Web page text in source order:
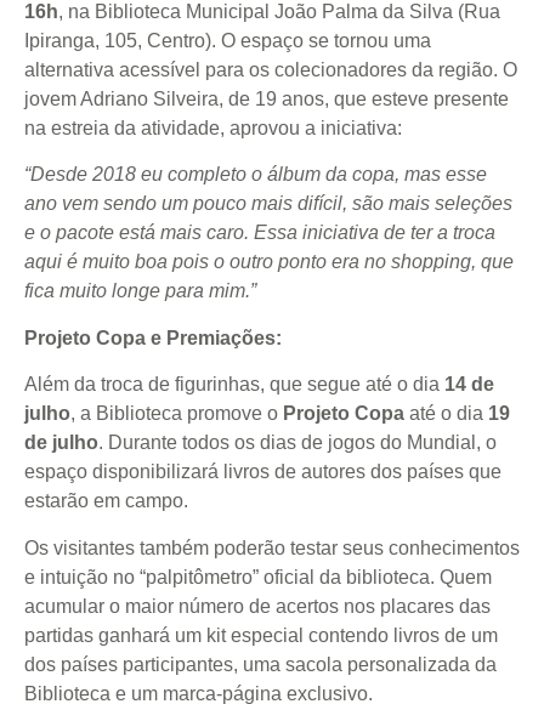
16h, na Biblioteca Municipal João Palma da Silva (Rua
Ipiranga, 105, Centro). O espaço se tornou uma
alternativa acessível para os colecionadores da região. O
jovem Adriano Silveira, de 19 anos, que esteve presente
na estreia da atividade, aprovou a iniciativa:
“Desde 2018 eu completo o álbum da copa, mas esse
ano vem sendo um pouco mais difícil, são mais seleções
e o pacote está mais caro. Essa iniciativa de ter a troca
aqui é muito boa pois o outro ponto era no shopping, que
fica muito longe para mim.”
Projeto Copa e Premiações:
Além da troca de figurinhas, que segue até o dia 14 de
julho, a Biblioteca promove o Projeto Copa até o dia 19
de julho. Durante todos os dias de jogos do Mundial, o
espaço disponibilizará livros de autores dos países que
estarão em campo.
Os visitantes também poderão testar seus conhecimentos
e intuição no “palpitômetro” oficial da biblioteca. Quem
acumular o maior número de acertos nos placares das
partidas ganhará um kit especial contendo livros de um
dos países participantes, uma sacola personalizada da
Biblioteca e um marca-página exclusivo.